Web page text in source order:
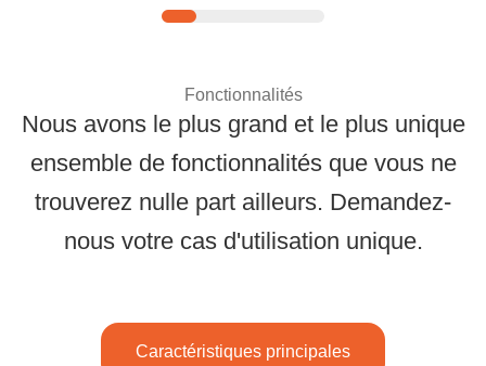
SMS, WhatsApp et
avancés comme un
gestionnaire de
questions et des
personnalisés.
Solutions
Fonctionnalités
Nous avons le plus grand et le plus unique
ensemble de fonctionnalités que vous ne
trouverez nulle part ailleurs. Demandez-
nous votre cas d'utilisation unique.
Caractéristiques principales